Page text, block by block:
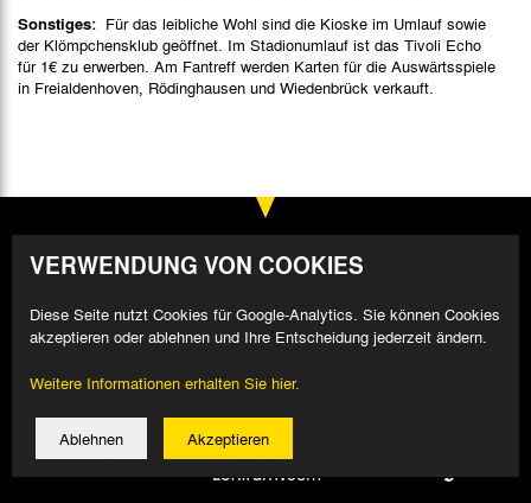
Sonstiges: Für das leibliche Wohl sind die Kioske im Umlauf sowie
der Klömpchensklub geöffnet. Im Stadionumlauf ist das Tivoli Echo
für 1€ zu erwerben. Am Fantreff werden Karten für die Auswärtsspiele
in Freialdenhoven, Rödinghausen und Wiedenbrück verkauft.
VERWENDUNG VON COOKIES
Diese Seite nutzt Cookies für Google-Analytics. Sie können Cookies
akzeptieren oder ablehnen und Ihre Entscheidung jederzeit ändern.
Weitere Informationen erhalten Sie hier.
Ablehnen Akzeptieren